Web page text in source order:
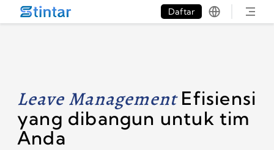
put google tag in file
Daftar
Leave ManagementEfisiensi
yang dibangun untuk tim
Anda